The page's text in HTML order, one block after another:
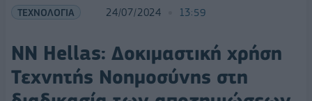
ΤΕΧΝΟΛΟΓΙΑ 24/07/2024 13:59
NN Hellas: Δοκιμαστική χρήση
Τεχνητής Νοημοσύνης στη